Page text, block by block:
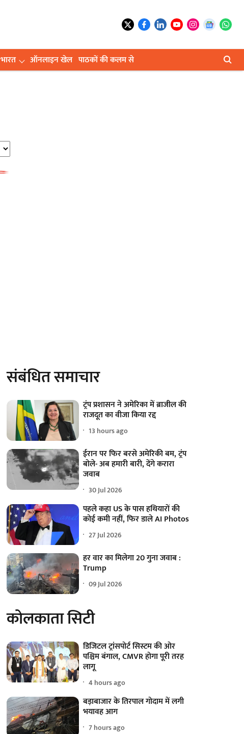
भारत ऑनलाइन खेल पाठकों की कलम से
संबंधित समाचार
ट्रंप प्रशासन ने अमेरिका में ब्राजील की
राजदूत का वीजा किया रद्द
13 hours ago
ईरान पर फिर बरसे अमेरिकी बम, ट्रंप
बोले- अब हमारी बारी, देंगे करारा
जवाब
30 Jul 2026
पहले कहा US के पास हथियारों की
कोई कमी नहीं, फिर डाले AI Photos
27 Jul 2026
हर वार का मिलेगा 20 गुना जवाब :
Trump
09 Jul 2026
कोलकाता सिटी
डिजिटल ट्रांसपोर्ट सिस्टम की ओर
पश्चिम बंगाल, CMVR होगा पूरी तरह
लागू
4 hours ago
बड़ाबाजार के तिरपाल गोदाम में लगी
भयावह आग
7 hours ago